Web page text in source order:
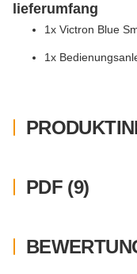
lieferumfang
1x Victron Blue
1x
PDF (9)